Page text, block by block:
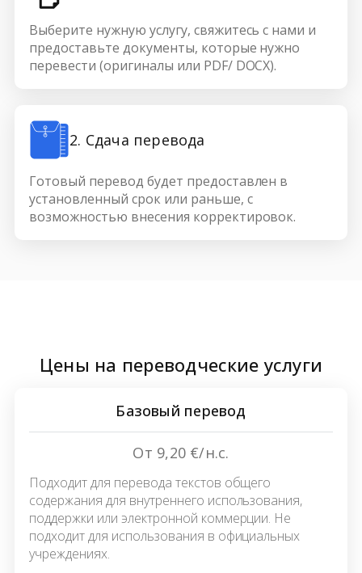
Выберите нужную услугу, свяжитесь с нами и
предоставьте документы, которые нужно
перевести (оригиналы или PDF/ DOCX).
2. Сдача перевода
Готовый перевод будет предоставлен в
установленный срок или раньше, с
возможностью внесения корректировок.
Цены на переводческие услуги
Базовый перевод
От 9,20 €/н.с.
Подходит для перевода текстов общего
содержания для внутреннего использования,
поддержки или электронной коммерции. Не
подходит для использования в официальных
учреждениях.